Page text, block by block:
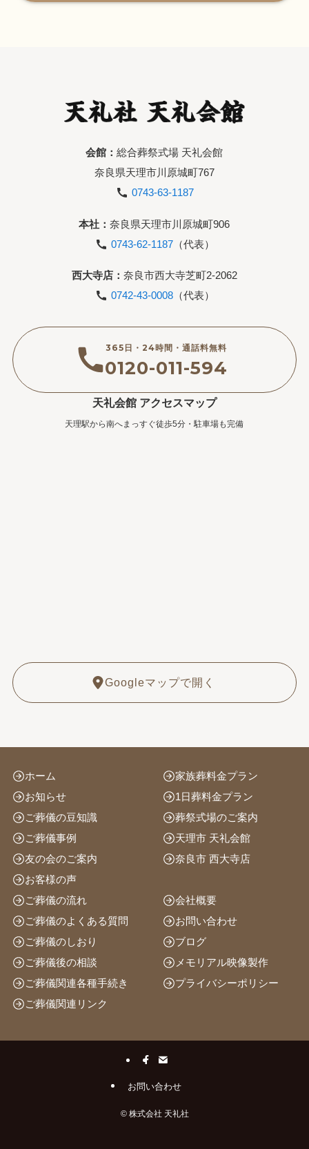
会館：総合葬祭式場 天礼会館
奈良県天理市川原城町767
0743-63-1187
本社：奈良県天理市川原城町906
0743-62-1187（代表）
西大寺店： 奈良市西大寺芝町2-2062
0742-43-0008（代表）
365日・24時間・通話料無料
0120-011-594
天礼会館 アクセスマップ
天理駅から南へまっすぐ徒歩5分・駐車場も完備
Googleマップで開く
ホーム
お知らせ
ご葬儀の豆知識
ご葬儀事例
友の会のご案内
お客様の声
家族葬料金プラン
1日葬料金プラン
葬祭式場のご案内
天理市 天礼会館
奈良市 西大寺店
ご葬儀の流れ
ご葬儀のよくある質問
ご葬儀のしおり
ご葬儀後の相談
ご葬儀関連各種手続き
ご葬儀関連リンク
会社概要
お問い合わせ
ブログ
メモリアル映像製作
プライバシーポリシー
お問い合わせ
©株式会社 天礼社